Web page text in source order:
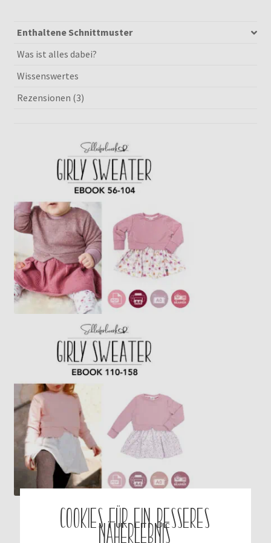
und
[Digital]
Menge
Enthaltene Schnittmuster
Was ist alles dabei?
Wissenswertes
Rezensionen (3)
Cookies für ein besseres
Näherlebnis